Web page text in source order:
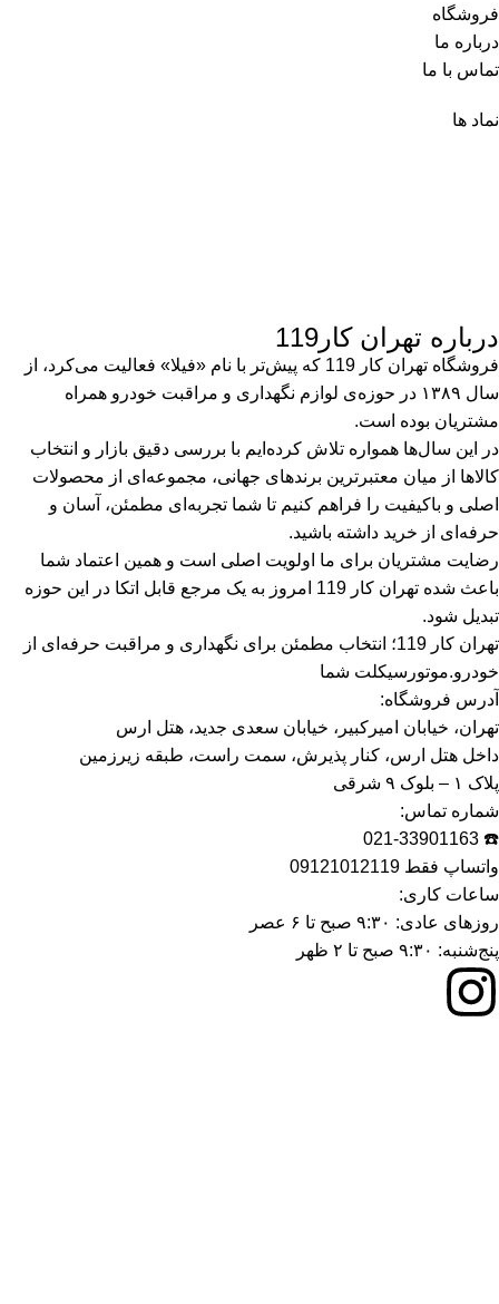
فروشگاه
درباره ما
تماس با ما
نماد ها
درباره تهران کار119
فروشگاه تهران کار 119 که پیش‌تر با نام «فیلا» فعالیت می‌کرد، از
سال ۱۳۸۹ در حوزه‌ی لوازم نگهداری و مراقبت خودرو همراه
مشتریان بوده است.
در این سال‌ها همواره تلاش کرده‌ایم با بررسی دقیق بازار و انتخاب
کالاها از میان معتبرترین برندهای جهانی، مجموعه‌ای از محصولات
اصلی و باکیفیت را فراهم کنیم تا شما تجربه‌ای مطمئن، آسان و
حرفه‌ای از خرید داشته باشید.
رضایت مشتریان برای ما اولویت اصلی است و همین اعتماد شما
باعث شده تهران کار 119 امروز به یک مرجع قابل اتکا در این حوزه
تبدیل شود.
تهران کار 119؛ انتخاب مطمئن برای نگهداری و مراقبت حرفه‌ای از
خودرو.موتورسیکلت شما
آدرس فروشگاه:
تهران، خیابان امیرکبیر، خیابان سعدی جدید، هتل ارس
داخل هتل ارس، کنار پذیرش، سمت راست، طبقه زیرزمین
پلاک ۱ – بلوک ۹ شرقی
شماره تماس:
☎️ 021-33901163
واتساپ فقط 09121012119
ساعات کاری:
روزهای عادی: ۹:۳۰ صبح تا ۶ عصر
پنج‌شنبه: ۹:۳۰ صبح تا ۲ ظهر